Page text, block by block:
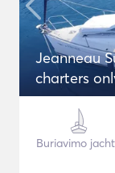
Jeanneau
charters
Buriavimo